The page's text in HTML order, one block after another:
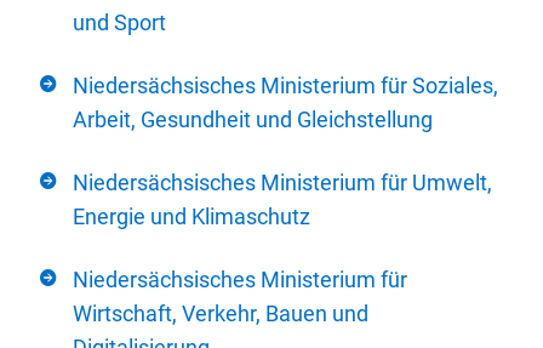
und Sport
Niedersächsisches Ministerium für Soziales,
Arbeit, Gesundheit und Gleichstellung
Niedersächsisches Ministerium für Umwelt,
Energie und Klimaschutz
Niedersächsisches Ministerium für
Wirtschaft, Verkehr, Bauen und